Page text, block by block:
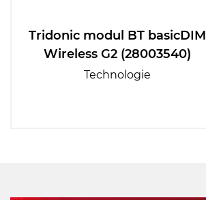
Tridonic modul BT basicDIM
Wireless G2 (28003540)
Technologie